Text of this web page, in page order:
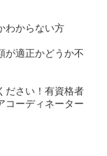
わからない方
が適正かどうか不
ださい！有資格者
コーディネーター